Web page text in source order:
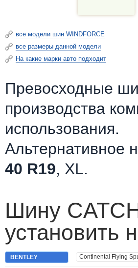
все модели шин WINDFORCE
все размеры данной модели
На какие марки авто подходит
Превосходные
производства
использования.
Альтернативное
40 R19, XL.
Шину
установить
BENTLEY Continental Flying